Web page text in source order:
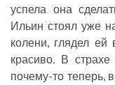
успела она
Ильин стоял уже
колени, глядел ей
красиво. В
почему-то теперь,